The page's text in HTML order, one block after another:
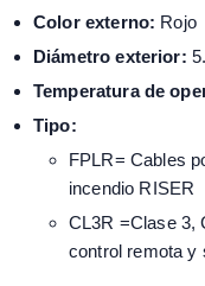
Color externo: Rojo
Diámetro exterior:
Temperatura de
Tipo:
FPLR= Cables
incendio RISER
CL3R =Clase 3,
control remota y